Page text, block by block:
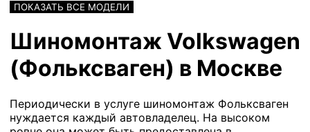
ПОКАЗАТЬ ВСЕ МОДЕЛИ
Шиномонтаж Volkswagen
(Фольксваген) в Москве
Периодически в услуге шиномонтаж Фольксваген
нуждается каждый автовладелец. На высоком